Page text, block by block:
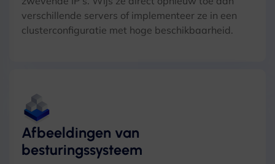
verschillende servers of implementeer ze in een
clusterconfiguratie met hoge beschikbaarheid.
Afbeeldingen van
besturingssysteem